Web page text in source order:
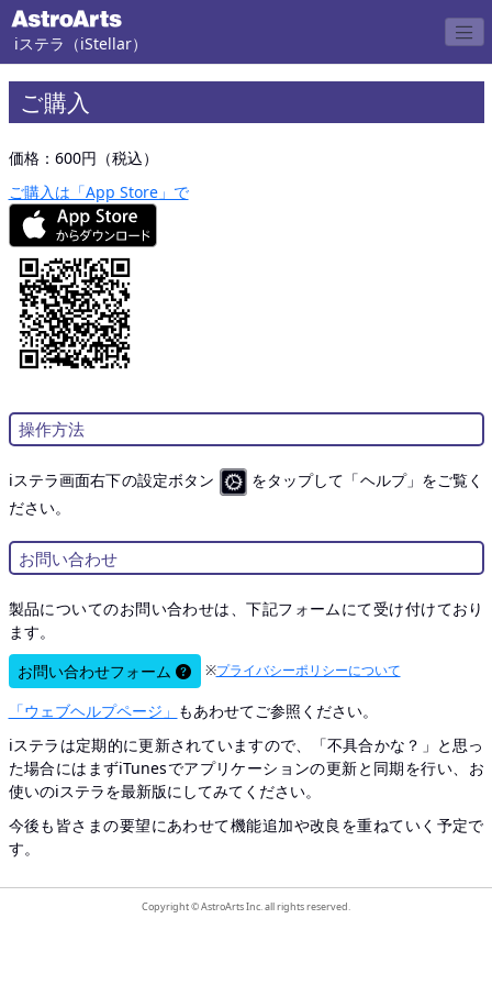
iステラ（iStellar）
ご購入
価格：600円（税込）
ご購入は「App Store」で
操作方法
iステラ画面右下の設定ボタン
をタップして「ヘルプ」をご覧く
ださい。
お問い合わせ
製品についてのお問い合わせは、下記フォームにて受け付けており
ます。
お問い合わせフォーム
※プライバシーポリシーについて
「ウェブヘルプページ」 もあわせてご参照ください。
iステラは定期的に更新されていますので、「不具合かな？」と思っ
た場合にはまずiTunesでアプリケーションの更新と同期を行い、お
使いのiステラを最新版にしてみてください。
今後も皆さまの要望にあわせて機能追加や改良を重ねていく予定で
す。
Copyright © AstroArts Inc. all rights reserved.